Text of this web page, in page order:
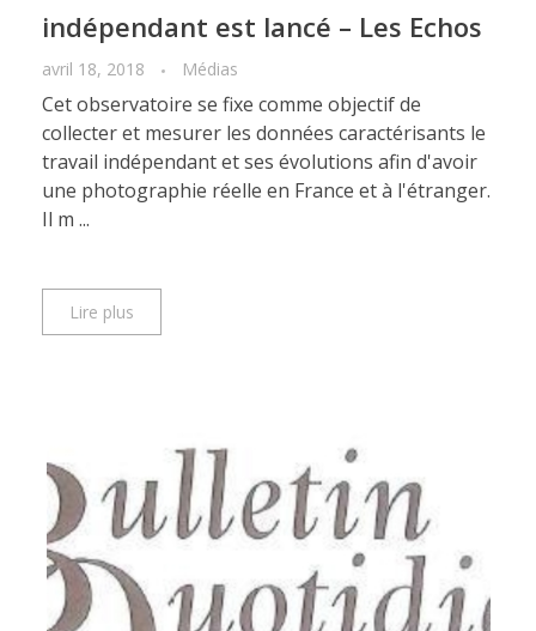
indépendant est lancé – Les Echos
avril 18, 2018 Médias
Cet observatoire se fixe comme objectif de
collecter et mesurer les données caractérisants le
travail indépendant et ses évolutions afin d'avoir
une photographie réelle en France et à l'étranger.
Il m ...
Lire plus